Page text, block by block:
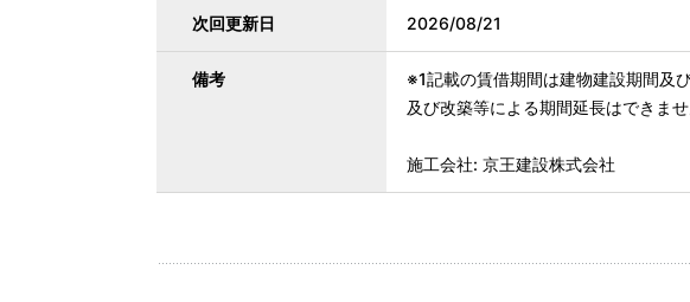
次回更新日 2026/08/21
備考
※1記載の賃借期間は建物建設期間及
及び改築等による期間延長はできませ
施工会社: 京王建設株式会社